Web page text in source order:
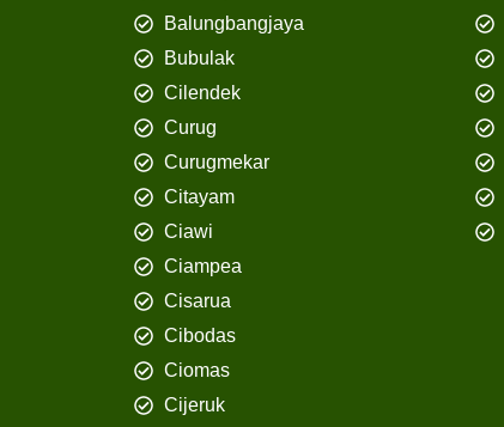
Balungbangjaya
Bubulak
Cilendek
Curug
Curugmekar
Citayam
Ciawi
Ciampea
Cisarua
Cibodas
Ciomas
Cijeruk